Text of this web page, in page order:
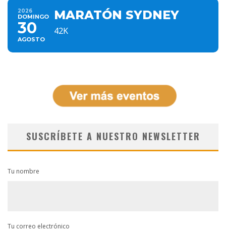
2026
DOMINGO
30
AGOSTO
MARATÓN SYDNEY
42K
SUSCRÍBETE A NUESTRO NEWSLETTER
Tu nombre
Tu correo electrónico